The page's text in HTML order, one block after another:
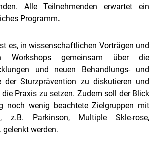
Alle Teilnehmenden erwartet ein
Programm.
es, in wissenschaftlichen Vorträgen und
Workshops gemeinsam über die
und neuen Behandlungs- und
der Sturzprävention zu diskutieren und
Praxis zu setzen. Zudem soll der Blick
noch wenig beachtete Zielgruppen mit
z.B. Parkinson, Multiple Skle-rose,
gelenkt werden.